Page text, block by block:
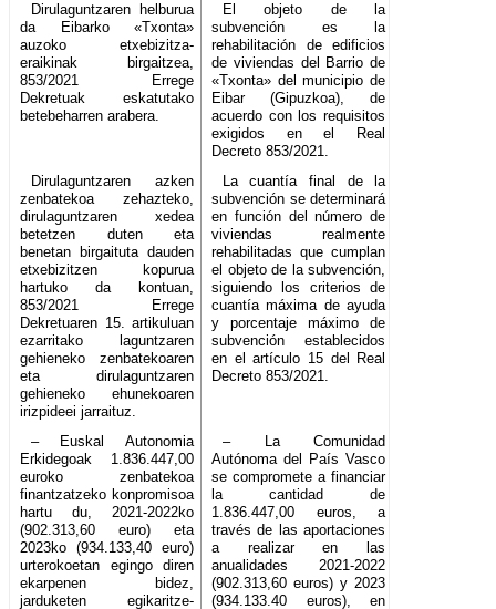
Dirulaguntzaren helburua
da Eibarko «Txonta»
auzoko etxebizitza-
eraikinak birgaitzea,
853/2021 Errege
Dekretuak eskatutako
betebeharren arabera.
El objeto de la
subvención es la
rehabilitación de edificios
de viviendas del Barrio de
«Txonta» del municipio de
Eibar (Gipuzkoa), de
acuerdo con los requisitos
exigidos en el Real
Decreto 853/2021.
Dirulaguntzaren azken
zenbatekoa zehazteko,
dirulaguntzaren xedea
betetzen duten eta
benetan birgaituta dauden
etxebizitzen kopurua
hartuko da kontuan,
853/2021 Errege
Dekretuaren 15. artikuluan
ezarritako laguntzaren
gehieneko zenbatekoaren
eta dirulaguntzaren
gehieneko ehunekoaren
irizpideei jarraituz.
La cuantía final de la
subvención se determinará
en función del número de
viviendas realmente
rehabilitadas que cumplan
el objeto de la subvención,
siguiendo los criterios de
cuantía máxima de ayuda
y porcentaje máximo de
subvención establecidos
en el artículo 15 del Real
Decreto 853/2021.
– Euskal Autonomia
Erkidegoak 1.836.447,00
euroko zenbatekoa
finantzatzeko konpromisoa
hartu du, 2021-2022ko
(902.313,60 euro) eta
2023ko (934.133,40 euro)
urterokoetan egingo diren
ekarpenen bidez,
jarduketen egikaritze-
– La Comunidad
Autónoma del País Vasco
se compromete a financiar
la cantidad de
1.836.447,00 euros, a
través de las aportaciones
a realizar en las
anualidades 2021-2022
(902.313,60 euros) y 2023
(934.133.40 euros), en